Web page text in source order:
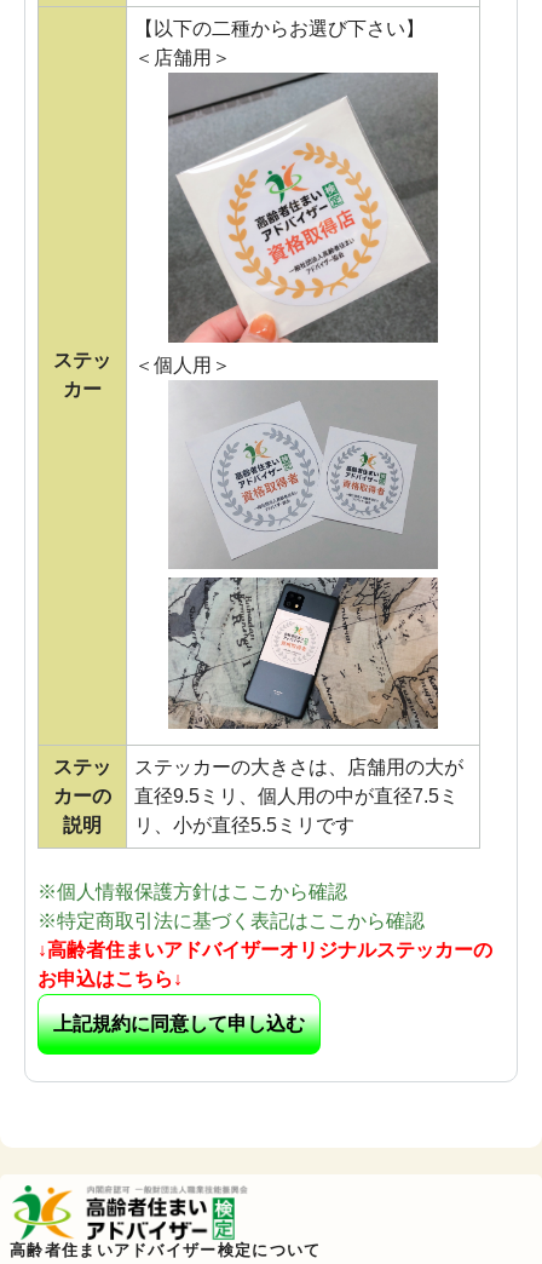
ステッ
カー
【以下の二種からお選び下さい】
＜店舗用＞
＜個人用＞
ステッ
カーの
説明
ステッカーの大きさは、店舗用の大が
直径9.5ミリ、個人用の中が直径7.5ミ
リ、小が直径5.5ミリです
※個人情報保護方針はここから確認
※特定商取引法に基づく表記はここから確認
↓高齢者住まいアドバイザーオリジナルステッカーの
お申込はこちら↓
上記規約に同意して申し込む
高齢者住まいアドバイザー検定について